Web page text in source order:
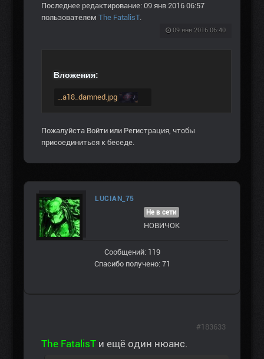
Последнее редактирование: 09 янв 2016 06:57
пользователем The FatalisT.
09 янв 2016 06:40
Вложения:
...a18_damned.jpg
Пожалуйста Войти или Регистрация , чтобы
присоединиться к беседе.
LUCIAN_75
Не в сети
НОВИЧОК
Сообщений: 119
Спасибо получено: 71
The FatalisT и ещё один нюанс.
#183633